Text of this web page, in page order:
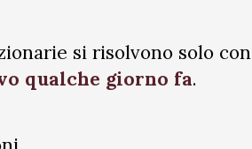
si risolvono solo con
qualche giorno fa.